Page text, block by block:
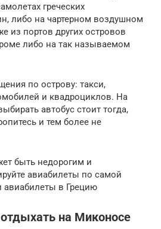
греческих
либо на чартерном воздушном
из портов других островов
либо на так называемом
по острову: такси,
и квадроциклов. На
автобус стоит тогда,
и тем более не
быть недорогим и
авиабилеты по самой
авиабилеты в Грецию
на Миконосе